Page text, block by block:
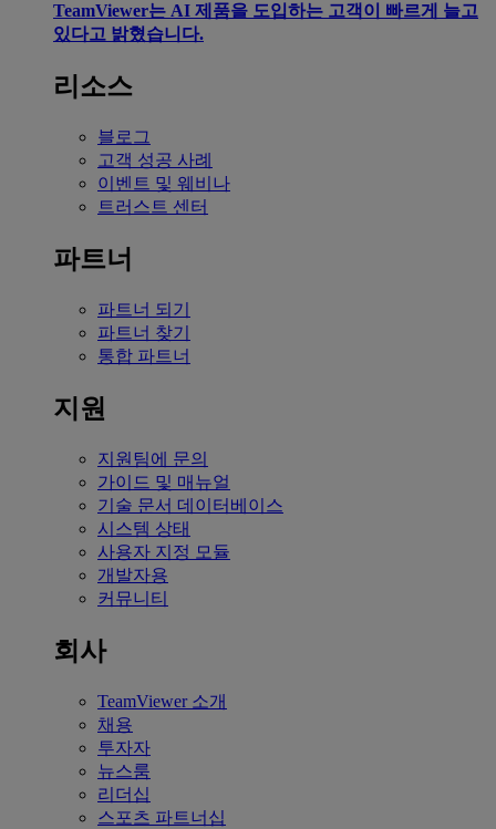
TeamViewer는 AI 제품을 도입하는 고객이 빠르게 늘고
있다고 밝혔습니다.
리소스
블로그
고객 성공 사례
이벤트 및 웨비나
트러스트 센터
파트너
파트너 되기
파트너 찾기
통합 파트너
지원
지원팀에 문의
가이드 및 매뉴얼
기술 문서 데이터베이스
시스템 상태
사용자 지정 모듈
개발자용
커뮤니티
회사
TeamViewer 소개
채용
투자자
뉴스룸
리더십
스포츠 파트너십